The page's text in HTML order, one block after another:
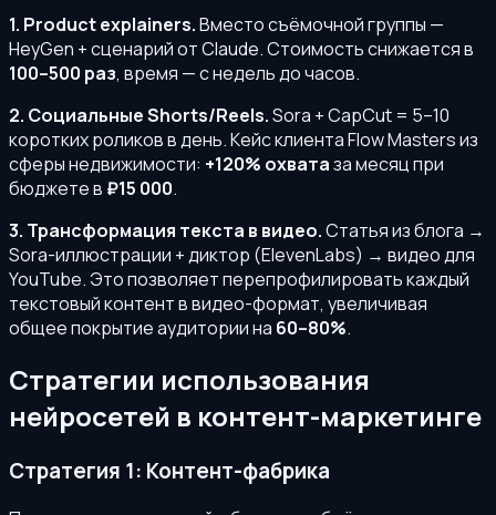
1. Product explainers.Вместо съёмочной группы —
HeyGen + сценарий от Claude. Стоимость снижается в
100–500 раз, время — с недель до часов.
2. Социальные Shorts/Reels.Sora + CapCut = 5–10
коротких роликов в день. Кейс клиента Flow Masters из
сферы недвижимости: +120% охватаза месяц при
бюджете в ₽15 000.
3. Трансформация текста в видео.Статья из блога →
Sora-иллюстрации + диктор (ElevenLabs) → видео для
YouTube. Это позволяет перепрофилировать каждый
текстовый контент в видео-формат, увеличивая
общее покрытие аудитории на 60–80%.
Стратегии использования
нейросетей в контент-маркетинге
Стратегия 1: Контент-фабрика